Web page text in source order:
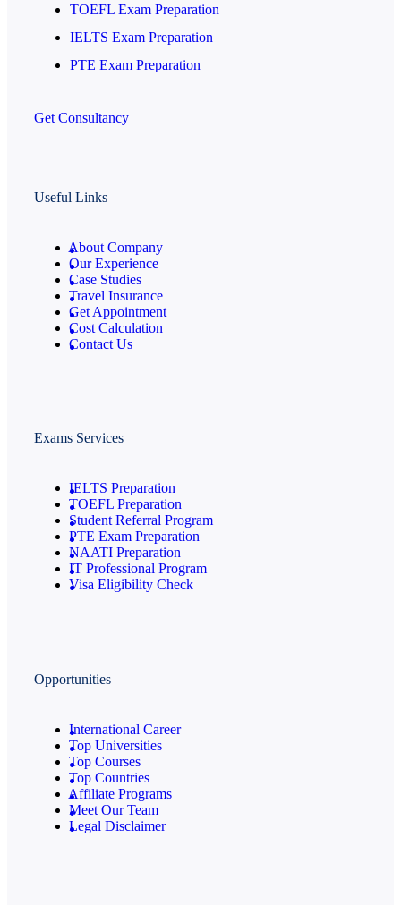
TOEFL Exam Preparation
IELTS Exam Preparation
PTE Exam Preparation
Get Consultancy
Useful Links
About Company
Our Experience
Case Studies
Travel Insurance
Get Appointment
Cost Calculation
Contact Us
Exams Services
IELTS Preparation
TOEFL Preparation
Student Referral Program
PTE Exam Preparation
NAATI Preparation
IT Professional Program
Visa Eligibility Check
Opportunities
International Career
Top Universities
Top Courses
Top Countries
Affiliate Programs
Meet Our Team
Legal Disclaimer